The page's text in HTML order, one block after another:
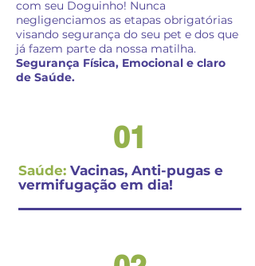
com seu Doguinho! Nunca
negligenciamos as etapas obrigatórias
visando segurança do seu pet e dos que
já fazem parte da nossa matilha.
Segurança Física, Emocional e claro
de Saúde.
01
Saúde: Vacinas, Anti-pugas e
vermifugação em dia!